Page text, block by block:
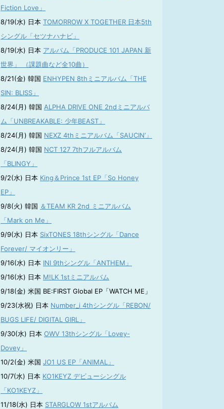
Fiction Love」
8/19(水) 日本 TOMORROW X TOGETHER 日本5th
シングル「セツナハナビ」
8/19(水) 日本 アルバム「PRODUCE 101 JAPAN 新
世界」 （課題曲など全10曲）
8/21(金) 韓国 ENHYPEN 8thミニアルバム「THE
SIN: BLISS」
8/24(月) 韓国 ALPHA DRIVE ONE 2ndミニアルバ
ム「UNBREAKABLE: 少年BEAST」
8/24(月) 韓国 NEXZ 4thミニアルバム「SAUCIN’」
8/24(月) 韓国 NCT 127 7thフルアルバム
「BLINGY」
9/2(水) 日本 King＆Prince 1st EP「So Honey
EP」
9/8(火) 韓国 ＆TEAM KR 2nd ミニアルバム
「Mark on Me」
9/9(水) 日本 SixTONES 18thシングル「Dance
Forever/ マイオンリー」
9/16(水) 日本 INI 9thシングル「ANTHEM」
9/16(水) 日本 M!LK 1stミニアルバム
9/18(金) 米国 BE:FIRST Global EP「WATCH ME」
9/23(水祝) 日本 Number_i 4thシングル「REBON/
BUGS LIFE/ DIGITAL GIRL」
9/30(水) 日本 OWV 13thシングル「Lovey-
Dovey」
10/2(金) 米国 JO1 US EP「ANIMAL」
10/7(水) 日本 KO1KEYZ デビューシングル
「KO1KEYZ」
11/18(水) 日本 STARGLOW 1stアルバム